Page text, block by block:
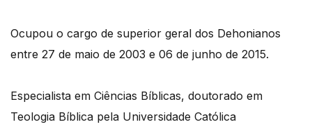
Ocupou o cargo de superior geral dos Dehonianos
entre 27 de maio de 2003 e 06 de junho de 2015.
Especialista em Ciências Bíblicas, doutorado em
Teologia Bíblica pela Universidade Católica